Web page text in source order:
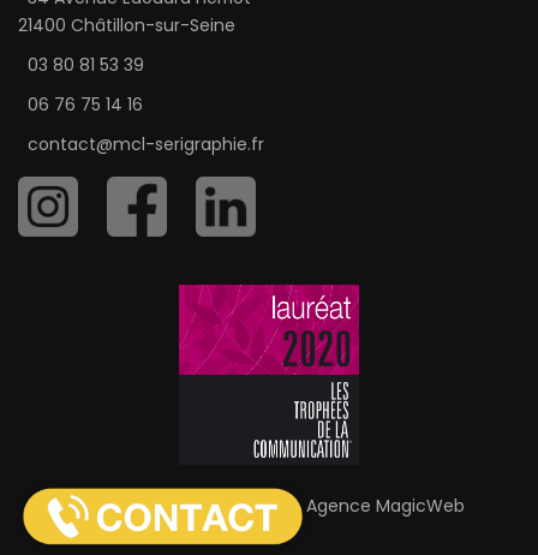
21400 Châtillon-sur-Seine
03 80 81 53 39
06 76 75 14 16
contact@mcl-serigraphie.fr
MCL Sérigraphie © 2026 |Agence MagicWeb